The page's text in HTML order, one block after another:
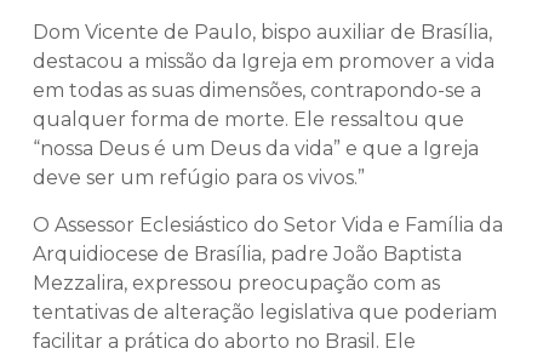
Dom Vicente de Paulo, bispo auxiliar de Brasília,
destacou a missão da Igreja em promover a vida
em todas as suas dimensões, contrapondo-se a
qualquer forma de morte. Ele ressaltou que
“nossa Deus é um Deus da vida” e que a Igreja
deve ser um refúgio para os vivos.”
O Assessor Eclesiástico do Setor Vida e Família da
Arquidiocese de Brasília, padre João Baptista
Mezzalira, expressou preocupação com as
tentativas de alteração legislativa que poderiam
facilitar a prática do aborto no Brasil. Ele